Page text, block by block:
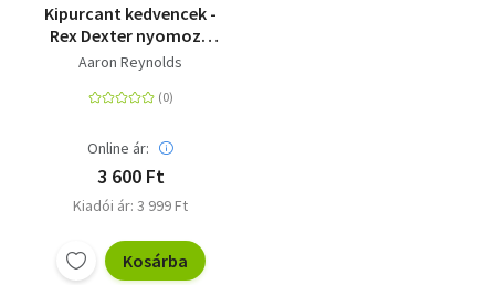
Kipurcant kedvencek -
Rex Dexter nyomoz -
Kísért a narvál
Aaron Reynolds
Online ár:
3 600 Ft
Kiadói ár: 3 999 Ft
Kosárba